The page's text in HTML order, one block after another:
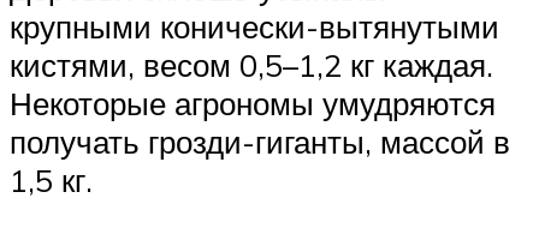
крупными конически-вытянутыми
кистями, весом 0,5–1,2 кг каждая.
Некоторые агрономы умудряются
получать грозди-гиганты, массой в
1,5 кг.